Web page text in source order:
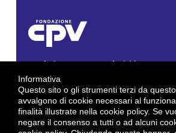
Via Gioacchino Rossini, 60 - 36100 Vicenza -
Tel. 0444/960500 - Fax 0444/1932220
C.F. e P. IVA: 02429800242
E-mail:info@cpv.org
E-mail certificata PEC:pec.cpv@legalmail.it
Informativa
Questo sito o gli strumenti terzi da
avvalgono di cookie necessari al
finalità illustrate nella cookie policy. Se
negare il consenso a tutti o ad alcuni